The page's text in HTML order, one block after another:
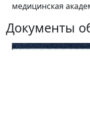
медицинская
Документы